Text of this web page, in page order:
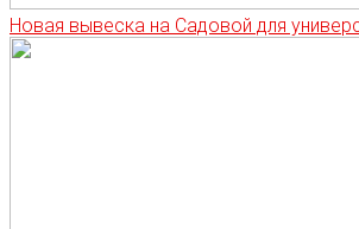
Новая вывеска на Садовой для